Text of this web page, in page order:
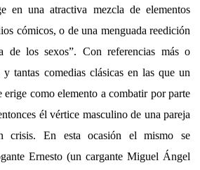
en una atractiva mezcla de elementos
cómicos, o de una menguada reedición
de los sexos”. Con referencias más o
y tantas comedias clásicas en las que un
erige como elemento a combatir por parte
él vértice masculino de una pareja
crisis. En esta ocasión el mismo se
Ernesto (un cargante Miguel Ángel